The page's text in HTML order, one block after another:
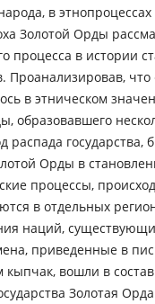
в этнопроцессах
Золотой Орды
процесса в истории
что
в этническом
образовавшего
государства,
Орды в
процессы,
в отдельных
наций,
приведенные в
вошли в состав
Золотая